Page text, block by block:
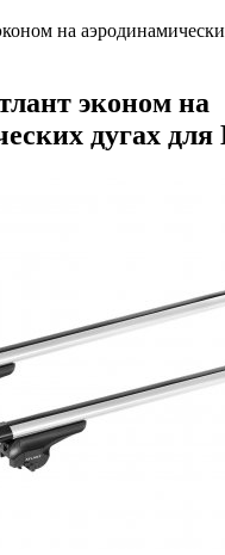
на
эконом на
дугах